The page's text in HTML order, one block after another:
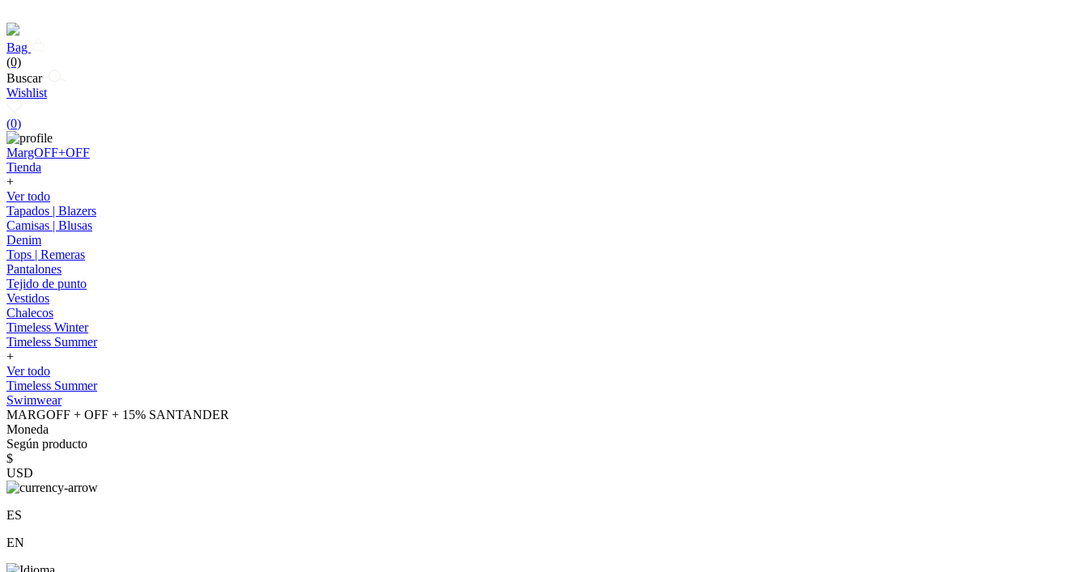
Bag
(0)
Buscar
Wishlist
(0)
MargOFF+OFF
Tienda
+
Ver todo
Tapados | Blazers
Camisas | Blusas
Denim
Tops | Remeras
Pantalones
Tejido de punto
Vestidos
Chalecos
Timeless Winter
Timeless Summer
+
Ver todo
Timeless Summer
Swimwear
MARGOFF + OFF + 15% SANTANDER
Moneda
Según producto
$
USD
ES
EN